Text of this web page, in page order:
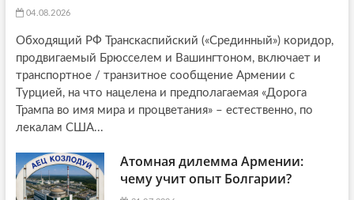
04.08.2026
Обходящий РФ Транскаспийский («Срединный») коридор,
продвигаемый Брюсселем и Вашингтоном, включает и
транспортное / транзитное сообщение Армении с
Турцией, на что нацелена и предполагаемая «Дорога
Трампа во имя мира и процветания» – естественно, по
лекалам США...
Атомная дилемма Армении:
чему учит опыт Болгарии?